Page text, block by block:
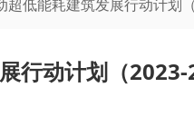
超低能耗建筑发展行动计划
行动计划（